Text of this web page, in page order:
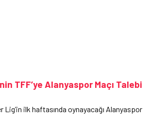
TFF’ye Alanyaspor Maçı Talebi
Lig’in ilk haftasında oynayacağı Alanyaspor